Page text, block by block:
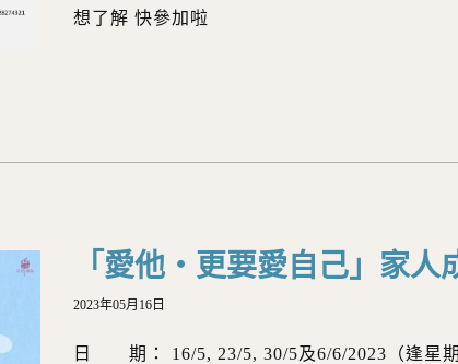
想了解 快參加啦
「愛他‧更要愛自己」家人
2023年05月16日
日 期： 16/5, 23/5, 30/5及6/6/2023（逢星